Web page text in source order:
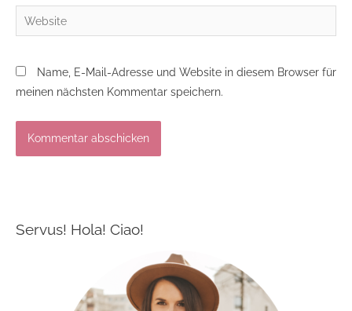
Website
Name, E-Mail-Adresse und Website in diesem Browser für
meinen nächsten Kommentar speichern.
Servus! Hola! Ciao!